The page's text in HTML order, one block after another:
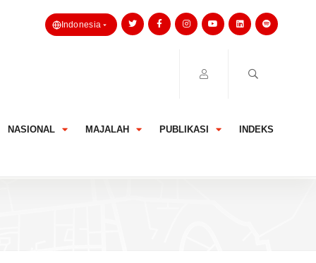
Indonesia
NASIONAL MAJALAH PUBLIKASI INDEKS